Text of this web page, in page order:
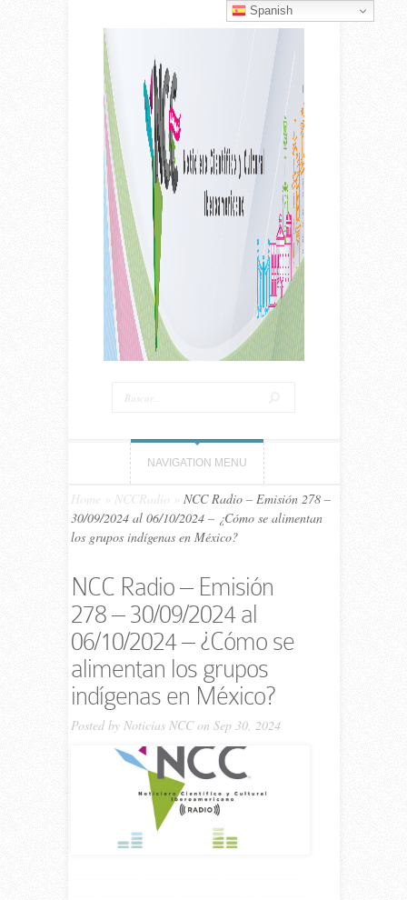
NAVIGATION MENU
Home NCCRadio
NCC Ra­dio – Emi­sión 278 –
30/09/​2024 al 06/10/​2024 – ¿Cómo se alimentan
los grupos indígenas en México?
NCC Ra­dio – Emi­sión
278 – 30/09/​2024 al
06/10/​2024 – ¿Cómo se
alimentan los grupos
indígenas en México?
Posted by Noticias NCCon Sep 30, 2024
Spanish